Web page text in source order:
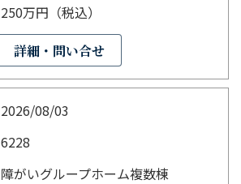
250万円（税込）
詳細・問い合せ
2026/08/03
6228
障がいグループホーム複数棟